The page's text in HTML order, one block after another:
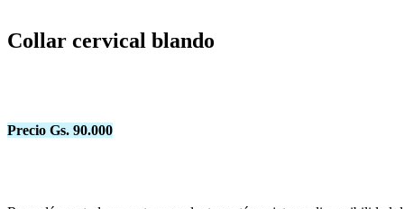
Collar cervical blando
Precio Gs. 90.000